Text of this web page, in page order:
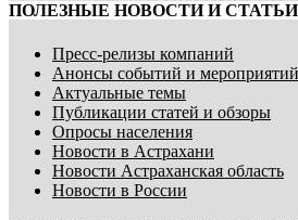
ПОЛЕЗНЫЕ НОВОСТИ И
Пресс-релизы компаний
Анонсы событий и мероприятий
Актуальные темы
Публикации статей и обзоры
Опросы населения
Новости в Астрахани
Новости Астраханская область
Новости в России